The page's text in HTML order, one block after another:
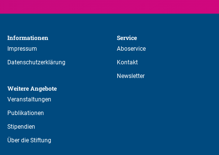
Informationen
Impressum
Datenschutzerklärung
Weitere Angebote
Veranstaltungen
Publikationen
Stipendien
Über die Stiftung
Service
Aboservice
Kontakt
Newsletter